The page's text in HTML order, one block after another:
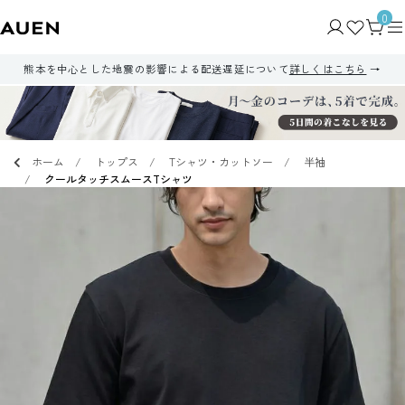
0
熊本を中心とした地震の影響による配送遅延について詳しくはこちら
ホーム トップス Tシャツ・カットソー
半袖
クールタッチスムースTシャツ